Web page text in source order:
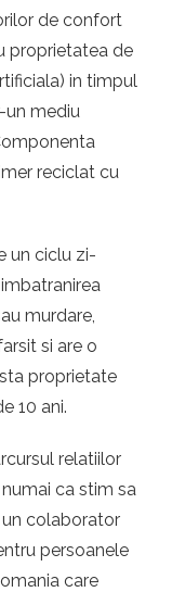
de confort
proprietatea de
in timpul
un mediu
reciclat cu
un ciclu zi-
murdare,
si are o
proprietate
10 ani.
relatiilor
ca stim sa
colaborator
persoanele
care